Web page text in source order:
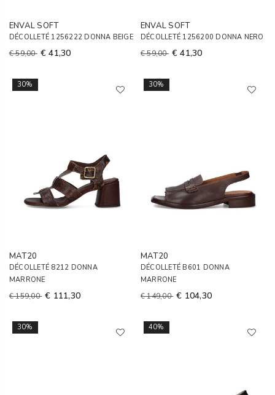
ENVAL SOFT
DÉCOLLETÉ 1256222 DONNA BEIGE
€ 59,00 € 41,30
ENVAL SOFT
DÉCOLLETÉ 1256200 DONNA NERO
€ 59,00 € 41,30
30%
MAT20
DÉCOLLETÉ 8212 DONNA
MARRONE
€ 159,00 € 111,30
30%
MAT20
DÉCOLLETÉ B601 DONNA
MARRONE
€ 149,00 € 104,30
30% 40%